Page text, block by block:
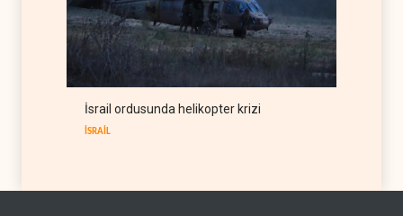
İsrail ordusunda helikopter krizi
İSRAİL